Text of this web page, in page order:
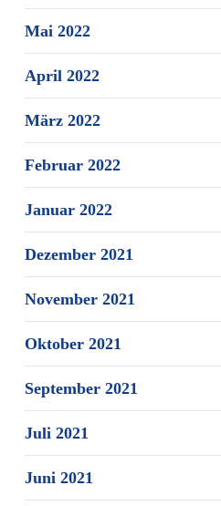
Mai 2022
April 2022
März 2022
Februar 2022
Januar 2022
Dezember 2021
November 2021
Oktober 2021
September 2021
Juli 2021
Juni 2021